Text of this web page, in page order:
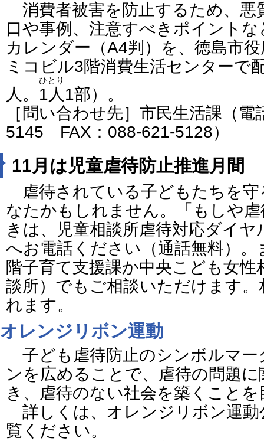
消費者被害を防止するため、悪
口や事例、注意すべきポイント
カレンダー（A4判）を、徳島市
ミコビル3階消費生活センターで
人。 1人
ひとり
1部）。
［問い合わせ先］市民生活課（
5145 FAX：088-621-5128）
11月は児童虐待防止推進月間
虐待されている子どもたちを
なたかもしれません。「もしや
きは、児童相談所虐待対応ダイ
へお電話ください（通話無料）。
階子育て支援課か中央こども女
談所）でもご相談いただけます
れます。
オレンジリボン運動
子ども虐待防止のシンボルマー
ンを広めることで、虐待の問題
き、虐待のない社会を築くこと
詳しくは、オレンジリボン運動
覧ください。